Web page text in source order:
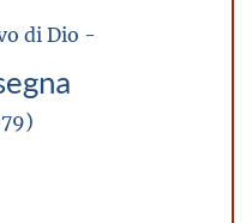
di Dio -